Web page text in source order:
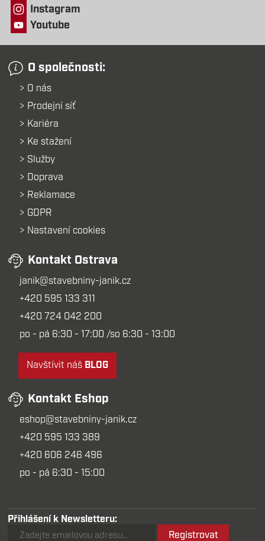
Instagram
Youtube
O společnosti:
O nás
Prodejní síť
Kariéra
Ke stažení
Služby
Doprava
Reklamace
GDPR
Nastavení cookies
Kontakt Ostrava
janik@stavebniny-janik.cz
+420 595 133 311
+420 724 042 200
po - pá 6:30 - 17:00 /so 6:30 - 13:00
Navštívit náš BLOG
Kontakt Eshop
eshop@stavebniny-janik.cz
+420 595 133 389
+420 606 246 496
po - pá 6:30 - 15:00
Přihlášení k Newsletteru:
Registrovat